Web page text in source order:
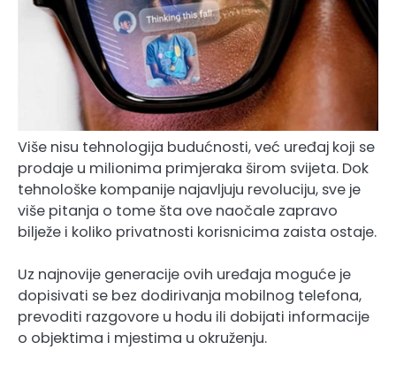
Više nisu tehnologija budućnosti, već uređaj koji se
prodaje u milionima primjeraka širom svijeta. Dok
tehnološke kompanije najavljuju revoluciju, sve je
više pitanja o tome šta ove naočale zapravo
bilježe i koliko privatnosti korisnicima zaista ostaje.
Uz najnovije generacije ovih uređaja moguće je
dopisivati se bez dodirivanja mobilnog telefona,
prevoditi razgovore u hodu ili dobijati informacije
o objektima i mjestima u okruženju.